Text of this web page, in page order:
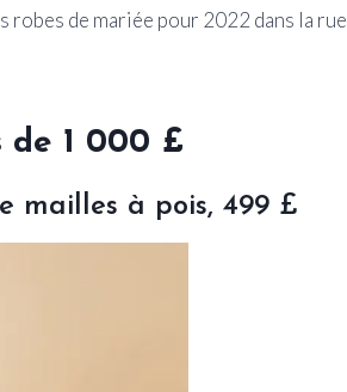
robes de mariée pour 2022 dans la rue
de 1 000 £
mailles à pois, 499 £